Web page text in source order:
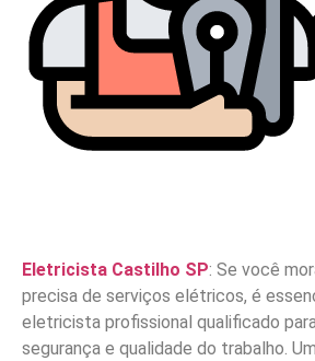
Eletricista Castilho SP: Se você
precisa de serviços elétricos, é
eletricista profissional qualificado
segurança e qualidade do trabalho.